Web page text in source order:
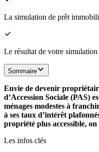
La simulation de prêt
Le résultat de votre
Sommaire
Envie de devenir
d’Accession Sociale (PAS)
ménages modestes à
à ses taux d’intérêt
propriété plus accessible,
Les infos clés